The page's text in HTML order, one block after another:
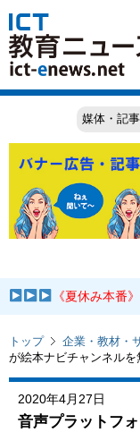
媒体・記
《夏休み本番》
トップ 企業・教材・
が絵本ナビチャンネルを
2020年4月27日
音声プラットフ